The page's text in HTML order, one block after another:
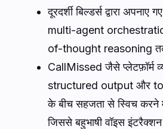
दूरदर्शी बिल्डर्स द्वारा
multi-agent
of-thought reasoning
CallMissed जैसे प्लेटफ़ॉर्म
structured output और
के बीच सहजता से स्विच करने
जिससे बहुभाषी वॉइस